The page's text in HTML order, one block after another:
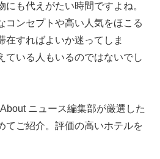
にも代えがたい時間ですよね。
コンセプトや高い人気をほこる
在すればよいか迷ってしま
いる人もいるのではないでし
ニュース編集部が厳選した
てご紹介。評価の高いホテルを